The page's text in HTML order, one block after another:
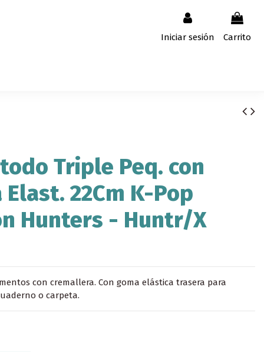
Iniciar sesión Carrito
Triple Peq. con
Elast. 22Cm K-Pop
Hunters - Huntr/X
con cremallera. Con goma elástica trasera para
o carpeta.